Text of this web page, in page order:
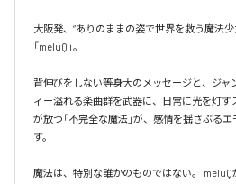
大阪発、“ありのままの姿で世界を救う魔法少
「meluQ」。
背伸びをしない等身大のメッセージと、ジャ
ィー溢れる楽曲群を武器に、日常に光を灯す
が放つ「不完全な魔法」が、感情を揺さぶる
す。
魔法は、特別な誰かのものではない。